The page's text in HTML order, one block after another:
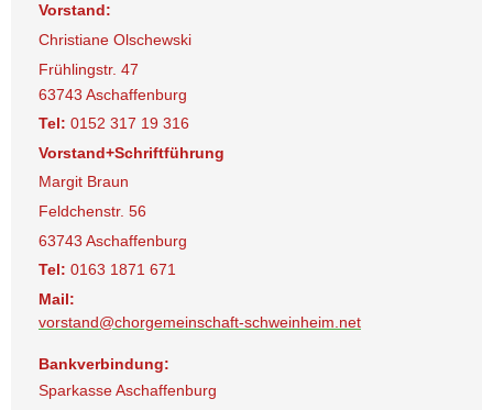
Vorstand:
Christiane Olschewski
Frühlingstr. 47
63743 Aschaffenburg
Tel: 0152 317 19 316
Vorstand+Schriftführung
Margit Braun
Feldchenstr. 56
63743 Aschaffenburg
Tel: 0163 1871 671
Mail:
vorstand@chorgemeinschaft-schweinheim.net
Bankverbindung:
Sparkasse Aschaffenburg